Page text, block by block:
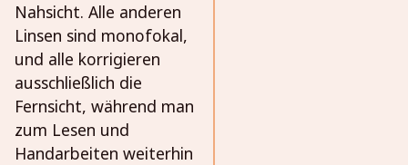
Nahsicht. Alle anderen
Linsen sind monofokal,
und alle korrigieren
ausschließlich die
Fernsicht, während man
zum Lesen und
Handarbeiten weiterhin